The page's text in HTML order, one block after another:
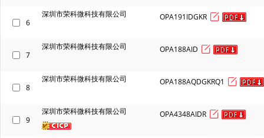
6
深圳市荣科微科技有限公司 OPA191IDGKR
7
深圳市荣科微科技有限公司 OPA188AID
8
深圳市荣科微科技有限公司 OPA188AQDGKRQ1
9
深圳市荣科微科技有限公司 OPA4348AIDR